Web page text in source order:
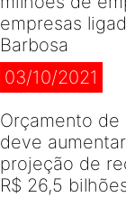
empresas
Barbosa
03/10/2021
Orçamento de
deve
projeção de
R$ 26,5